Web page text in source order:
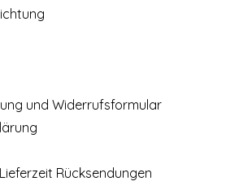
und Widerrufsformular
Rücksendungen